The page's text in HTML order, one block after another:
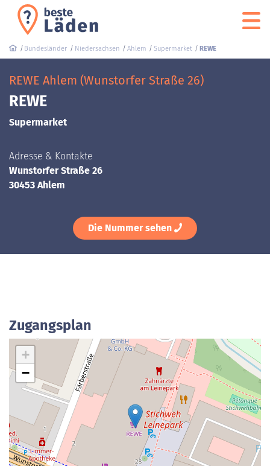
Bundesländer Niedersachsen Ahlem Supermarket REWE
REWE Ahlem (Wunstorfer Straße 26)
REWE
Supermarket
Adresse & Kontakte
Wunstorfer Straße 26
30453 Ahlem
Die Nummer sehen
Zugangsplan
+
−